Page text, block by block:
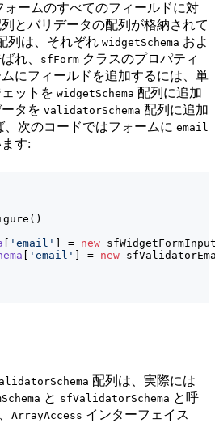
ォームのすべてのフィールドに対
とバリデータの配列が格納されて
列は、それぞれ widgetSchema およ
れ、 sfForm クラスのプロパティ
にフィールドを追加するには、単
ットを widgetSchema 配列に追加
タを validatorSchema 配列に追加
次のコードではフォームに email
す:
( )
'email' = new
'email' = new
配列は、実際には
と sfValidatorSchema と呼
ArrayAccess インターフェイス